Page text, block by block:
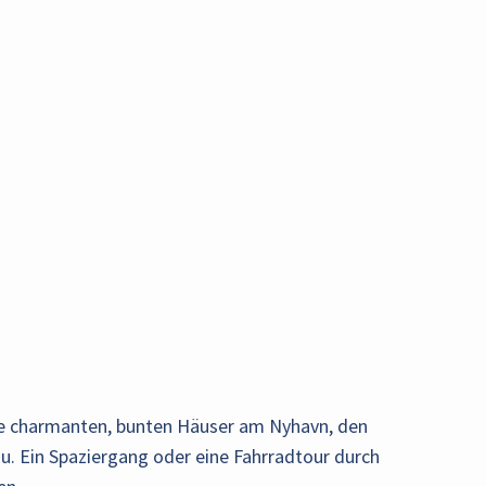
bunten Häuser am Nyhavn, den
Ein Spaziergang oder eine Fahrradtour durch